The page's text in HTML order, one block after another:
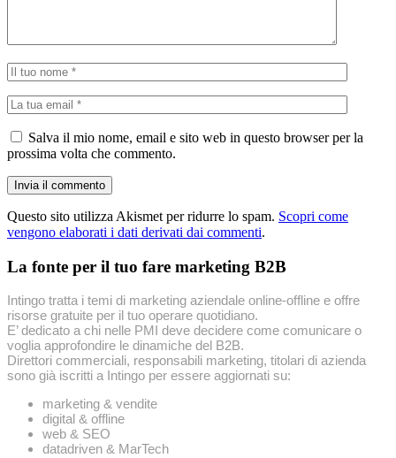
Salva il mio nome, email e sito web in questo browser per la
prossima volta che commento.
Questo sito utilizza Akismet per ridurre lo spam. Scopri come
vengono elaborati i dati derivati dai commenti.
La fonte per il tuo fare marketing B2B
Intingo tratta i temi di marketing aziendale online-offline e offre
risorse gratuite per il tuo operare quotidiano.
E’ dedicato a chi nelle PMI deve decidere come comunicare o
voglia approfondire le dinamiche del B2B.
Direttori commerciali, responsabili marketing, titolari di azienda
sono già iscritti a Intingo per essere aggiornati su:
marketing & vendite
digital & offline
web & SEO
datadriven & MarTech